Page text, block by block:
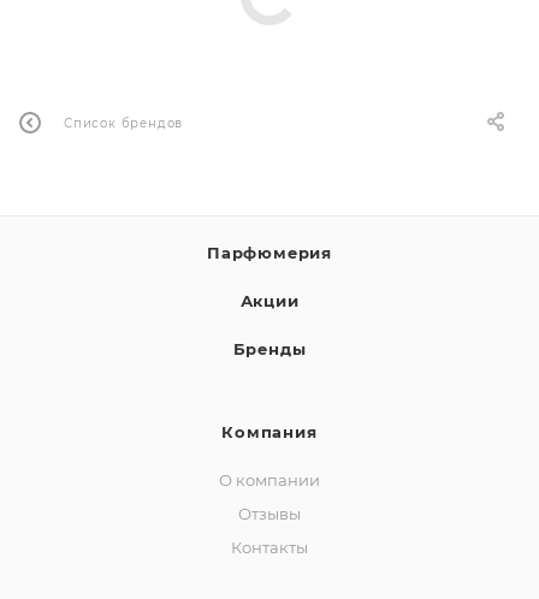
Список брендов
Парфюмерия
Акции
Бренды
Компания
О компании
Отзывы
Контакты